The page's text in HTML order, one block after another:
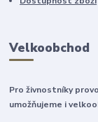
Velkoobchod
Pro živnostníky
umožňujeme i